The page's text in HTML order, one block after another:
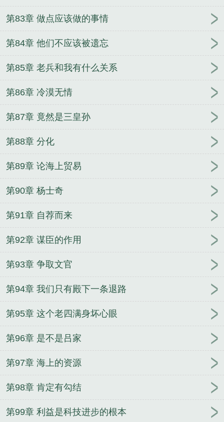
第83章 做点应该做的事情
第84章 他们不应该被遗忘
第85章 老兵和我有什么关系
第86章 冷漠无情
第87章 竟然是三皇孙
第88章 分化
第89章 论海上贸易
第90章 杨士奇
第91章 自荐而来
第92章 谋臣的作用
第93章 争取文官
第94章 我们只有殿下一条退路
第95章 这个老四满身坏心眼
第96章 是不是吕家
第97章 海上的资源
第98章 肯定有勾结
第99章 利益是科技进步的根本